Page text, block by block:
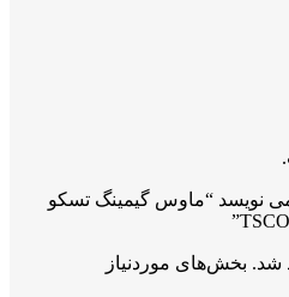
نویسد “ماوس گیمینگ تسکو
شد. بخش‌های موردنیاز